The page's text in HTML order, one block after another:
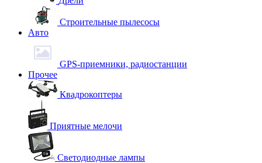
Строительные пылесосы
Авто
GPS-приемники, радиостанции
Прочее
Квадрокоптеры
Приятные мелочи
Светодиодные лампы